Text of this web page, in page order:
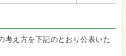
考え方を下記のとおり公表いた